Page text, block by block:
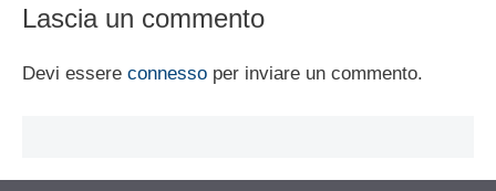
Lascia un commento
Devi essere connesso per inviare un commento.